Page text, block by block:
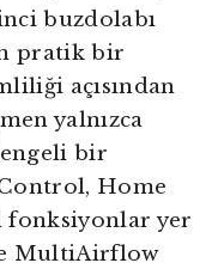
buzdolabı
pratik bir
açısından
yalnızca
bir
Home
fonksiyonlar yer
MultiAirflow